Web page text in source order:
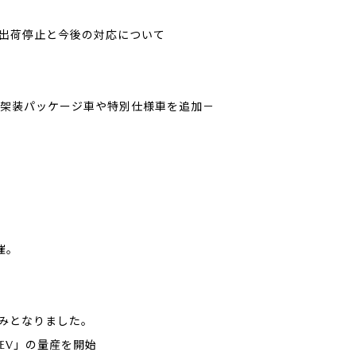
荷停止と今後の対応について
装パッケージ車や特別仕様車を追加－
となりました。
」の量産を開始